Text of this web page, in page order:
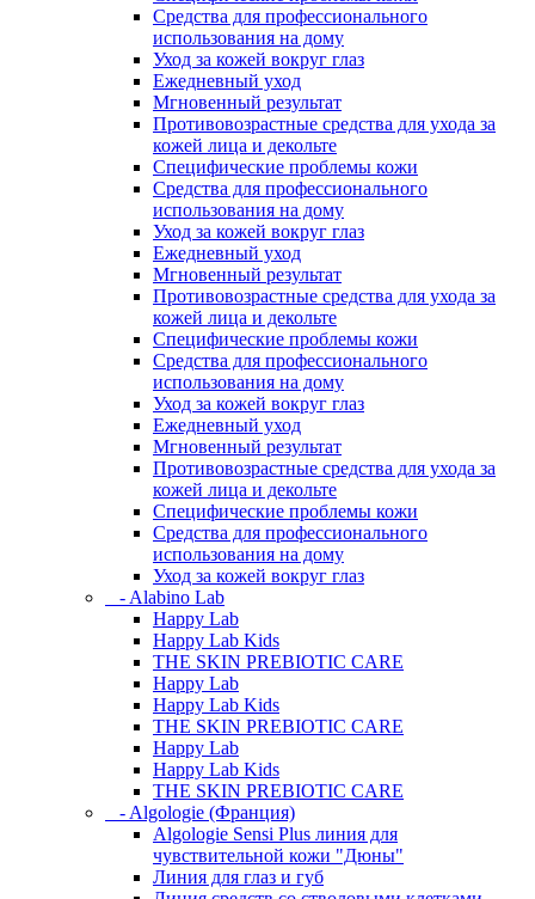
Средства для профессионального
использования на дому
Уход за кожей вокруг глаз
Ежедневный уход
Мгновенный результат
Противовозрастные средства для ухода за
кожей лица и декольте
Специфические проблемы кожи
Средства для профессионального
использования на дому
Уход за кожей вокруг глаз
Ежедневный уход
Мгновенный результат
Противовозрастные средства для ухода за
кожей лица и декольте
Специфические проблемы кожи
Средства для профессионального
использования на дому
Уход за кожей вокруг глаз
Ежедневный уход
Мгновенный результат
Противовозрастные средства для ухода за
кожей лица и декольте
Специфические проблемы кожи
Средства для профессионального
использования на дому
Уход за кожей вокруг глаз
- Alabino Lab
Happy Lab
Happy Lab Kids
THE SKIN PREBIOTIC CARE
Happy Lab
Happy Lab Kids
THE SKIN PREBIOTIC CARE
Happy Lab
Happy Lab Kids
THE SKIN PREBIOTIC CARE
- Algologie (Франция)
Algologie Sensi Plus линия для
чувcтвительной кожи "Дюны"
Линия для глаз и губ